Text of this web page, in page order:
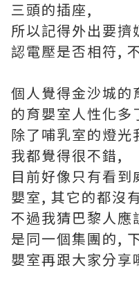
三頭的插座,
所以記得外出要
認電壓是否相符,
個人覺得金沙城的
的育嬰室人性化多
除了哺乳室的燈光
我都覺得很不錯,
目前好像只有看
嬰室, 其它的都沒
不過我猜巴黎人
是同一個集團的,
嬰室再跟大家分享